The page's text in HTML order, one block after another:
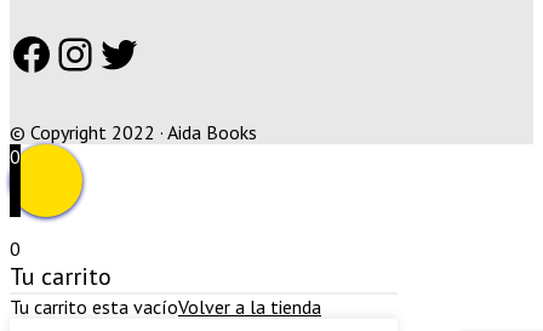
Facebook
Instagram
Twitter
© Copyright 2022 · Aida Books
0
0
Tu carrito
Tu carrito esta vacíoVolver a la tienda